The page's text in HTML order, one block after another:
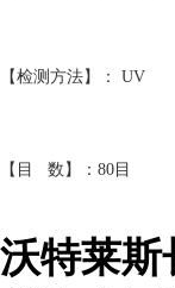
【检测方法】： UV
【目 数】：80目
沃特莱斯